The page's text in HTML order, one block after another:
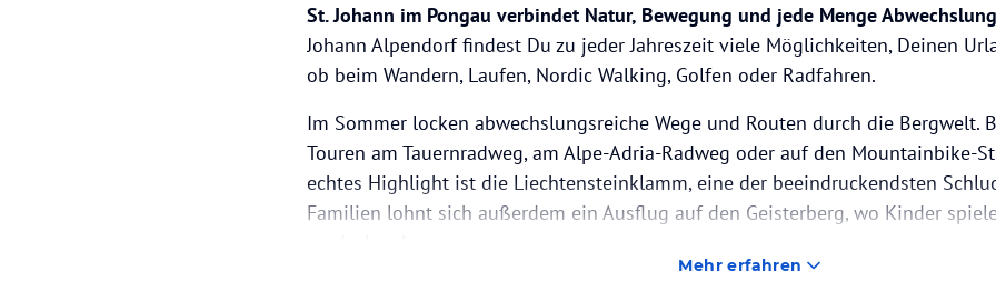
St. Johann im Pongau verbindet Natur, Bewegung und jede Menge
Johann Alpendorf findest Du zu jeder Jahreszeit viele Möglichkeiten, Deinen
ob beim Wandern, Laufen, Nordic Walking, Golfen oder Radfahren.
Im Sommer locken abwechslungsreiche Wege und Routen durch die Bergwelt.
Touren am Tauernradweg, am Alpe-Adria-Radweg oder auf den Mountainbike-
echtes Highlight ist die Liechtensteinklamm, eine der beeindruckendsten
Familien lohnt sich außerdem ein Ausflug auf den Geisterberg, wo Kinder
Mehr erfahren